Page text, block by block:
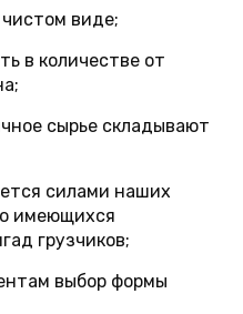
виде;
в количестве от
сырье складывают
силами наших
имеющихся
грузчиков;
выбор формы